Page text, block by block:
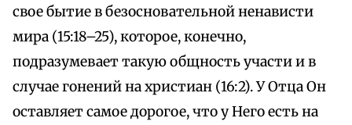
свое бытие в безосновательной ненависти
мира (15:18–25), которое, конечно,
подразумевает такую общность участи и в
случае гонений на христиан (16:2). У Отца Он
оставляет самое дорогое, что у Него есть на